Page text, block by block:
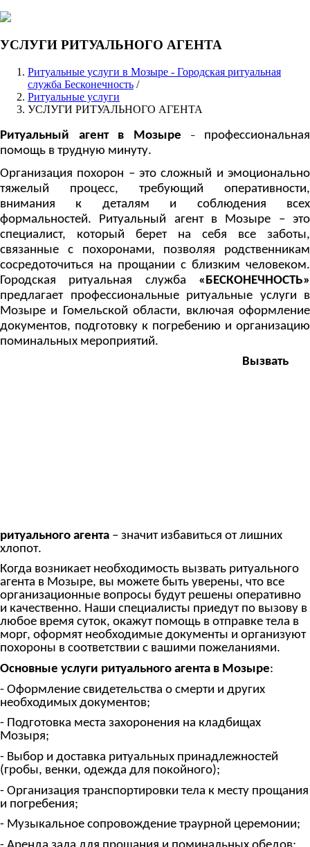
УСЛУГИ РИТУАЛЬНОГО АГЕНТА
Ритуальные услуги в Мозыре - Городская ритуальная
служба Бесконечность /
Ритуальные услуги
УСЛУГИ РИТУАЛЬНОГО АГЕНТА
Ритуальный агент в Мозыре – профессиональная
помощь в трудную минуту.
Организация похорон – это сложный и эмоционально
тяжелый процесс, требующий оперативности,
внимания к деталям и соблюдения всех
формальностей. Ритуальный агент в Мозыре – это
специалист, который берет на себя все заботы,
связанные с похоронами, позволяя родственникам
сосредоточиться на прощании с близким человеком.
Городская ритуальная служба «БЕСКОНЕЧНОСТЬ»
предлагает профессиональные ритуальные услуги в
Мозыре и Гомельской области, включая оформление
документов, подготовку к погребению и организацию
поминальных мероприятий.
Вызвать
ритуального агента – значит избавиться от лишних
хлопот.
Когда возникает необходимость вызвать ритуального
агента в Мозыре, вы можете быть уверены, что все
организационные вопросы будут решены оперативно
и качественно. Наши специалисты приедут по вызову в
любое время суток, окажут помощь в отправке тела в
морг, оформят необходимые документы и организуют
похороны в соответствии с вашими пожеланиями.
Основные услуги ритуального агента в Мозыре:
- Оформление свидетельства о смерти и других
необходимых документов;
- Подготовка места захоронения на кладбищах
Мозыря;
- Выбор и доставка ритуальных принадлежностей
(гробы, венки, одежда для покойного);
- Организация транспортировки тела к месту прощания
и погребения;
- Музыкальное сопровождение траурной церемонии;